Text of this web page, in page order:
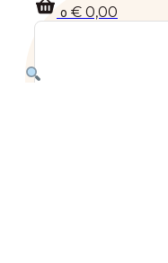
0 € 0,00